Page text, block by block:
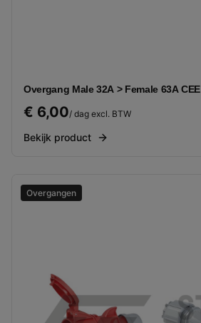
Overgang Male 32A > Female 63A CEE
€ 6,00/ dag excl. BTW
Bekijk product
Overgangen